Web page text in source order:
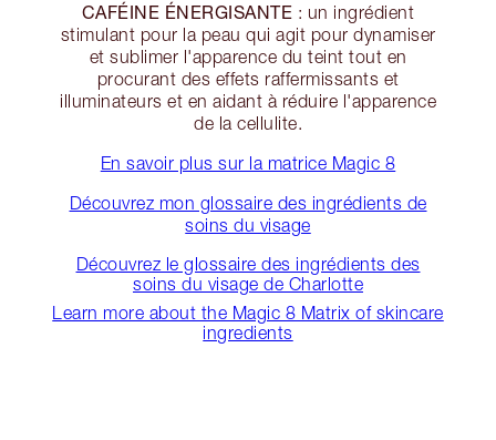
CAFÉINE ÉNERGISANTE : un ingrédient
stimulant pour la peau qui agit pour dynamiser
et sublimer l'apparence du teint tout en
procurant des effets raffermissants et
illuminateurs et en aidant à réduire l'apparence
de la cellulite.
En savoir plus sur la matrice Magic 8
Découvrez mon glossaire des ingrédients de
soins du visage
Découvrez le glossaire des ingrédients des
soins du visage de Charlotte
Learn more about the Magic 8 Matrix of skincare
ingredients